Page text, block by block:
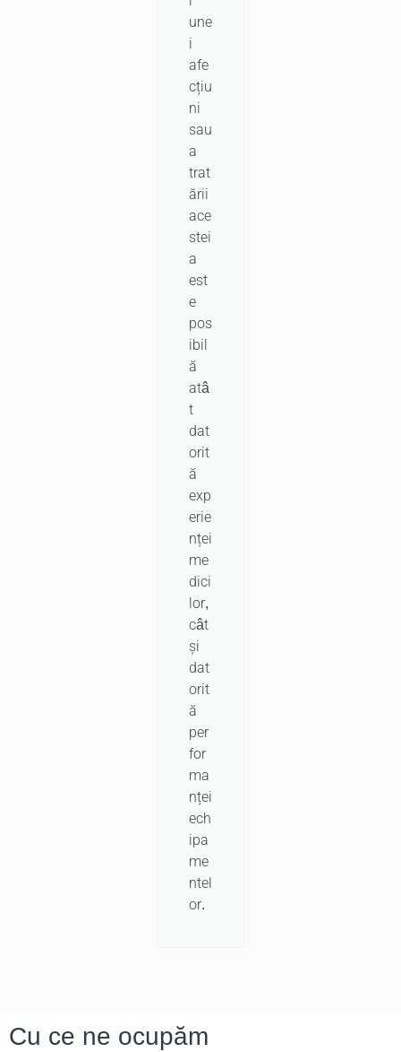
une
i
afe
cțiu
ni
sau
a
trat
ării
ace
stei
a
est
e
pos
ibil
ă
atâ
t
dat
orit
ă
exp
erie
nței
me
dici
lor,
cât
și
dat
orit
ă
per
for
ma
nței
ech
ipa
me
ntel
or.
Cu ce ne ocupăm